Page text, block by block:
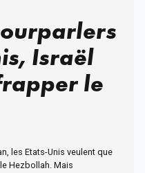
Israël
le
les Etats-Unis veulent que
Hezbollah. Mais